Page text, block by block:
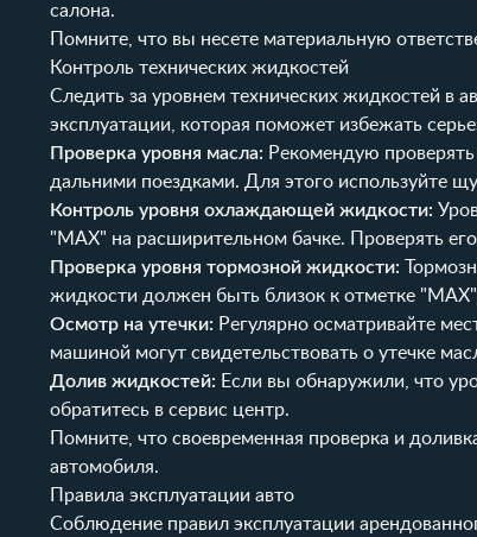
салона.
Помните, что вы несете материальную
Контроль технических жидкостей
Следить за уровнем технических жидкостей в
эксплуатации, которая поможет избежать
Проверка уровня масла: Рекомендую
дальними поездками. Для этого используйте
Контроль уровня охлаждающей жидкости:
"MAX" на расширительном бачке. Проверять
Проверка уровня тормозной жидкости:
жидкости должен быть близок к отметке "MAX"
Осмотр на утечки: Регулярно осматривайте
машиной могут свидетельствовать о утечке
Долив жидкостей: Если вы обнаружили, что
обратитесь в сервис центр.
Помните, что своевременная проверка и
автомобиля.
Правила эксплуатации авто
Соблюдение правил эксплуатации